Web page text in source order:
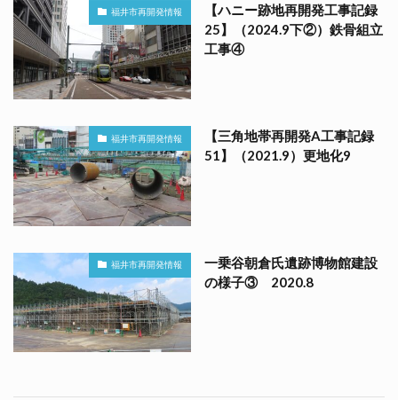
福井市再開発情報
【ハニー跡地再開発工事記録
25】（2024.9下②）鉄骨組立
工事④
福井市再開発情報
【三角地帯再開発A工事記録
51】（2021.9）更地化9
福井市再開発情報
一乗谷朝倉氏遺跡博物館建設
の様子③ 2020.8